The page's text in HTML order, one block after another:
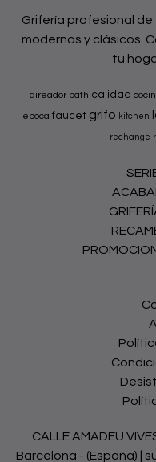
Grifería profesional
modernos y clásicos.
tu
aireador bath calidad
epoca faucet grifo kitchen
rechange
CALLE AMADEU
Barcelona - (España) |